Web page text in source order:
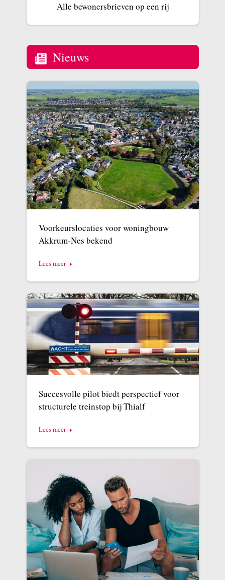
Alle bewonersbrieven op een rij
Nieuws
Voorkeurslocaties voor woningbouw
Akkrum-Nes bekend
Lees meer
Succesvolle pilot biedt perspectief voor
structurele treinstop bij Thialf
Lees meer